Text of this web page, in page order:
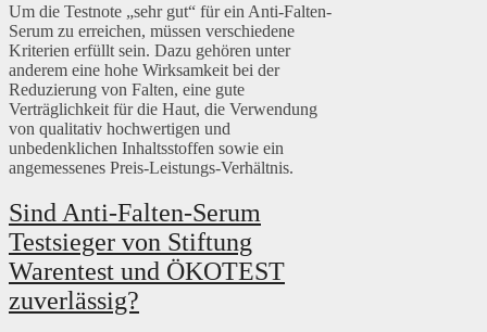
Um die Testnote „sehr gut“ für ein Anti-Falten-
Serum zu erreichen, müssen verschiedene
Kriterien erfüllt sein. Dazu gehören unter
anderem eine hohe Wirksamkeit bei der
Reduzierung von Falten, eine gute
Verträglichkeit für die Haut, die Verwendung
von qualitativ hochwertigen und
unbedenklichen Inhaltsstoffen sowie ein
angemessenes Preis-Leistungs-Verhältnis.
Sind Anti-Falten-Serum
Testsieger von Stiftung
Warentest und ÖKOTEST
zuverlässig?